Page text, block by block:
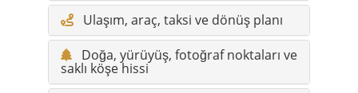
Ulaşım, araç, taksi ve dönüş planı
Doğa, yürüyüş, fotoğraf noktaları ve
saklı köşe hissi